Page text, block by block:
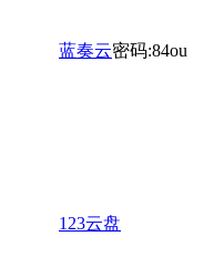
蓝奏云密码:84ou
123云盘